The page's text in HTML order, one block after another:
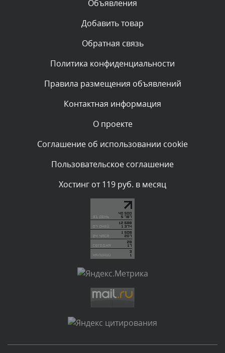
Комментарий проверяется
администратором.
Комментарий проверяется
администратором.
Комментарий проверяется
администратором.
Комментарий проверяется
Текст комментария будет виден после проверки
Комментарий проверяется
Текст комментария будет виден после проверки
администратором.
Текст комментария будет виден после проверки
администратором.
Объявления
Добавить товар
Обратная связь
Политика конфиденциальности
Правила размещения объявлений
Контактная информация
О проекте
Соглашение об использовании cookie
Пользовательское соглашение
Хостинг от 119 руб. в месяц